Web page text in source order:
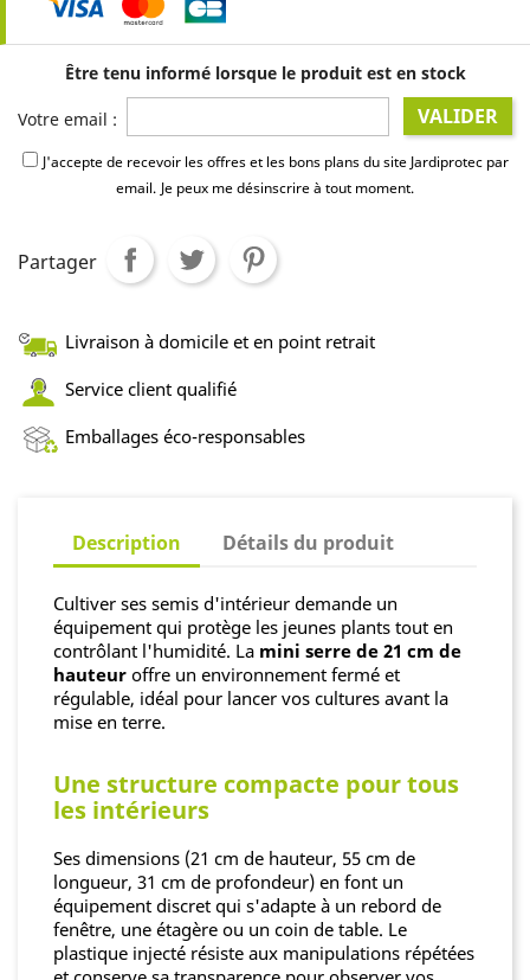
Être tenu informé lorsque le produit est en stock
Votre email : VALIDER
J'accepte de recevoir les offres et les bons plans du site Jardiprotec par
email. Je peux me désinscrire à tout moment.
Partager
Livraison à domicile et en point retrait
Service client qualifié
Emballages éco-responsables
Description Détails du produit
Cultiver ses semis d'intérieur demande un
équipement qui protège les jeunes plants tout en
contrôlant l'humidité. La mini serre de 21 cm de
hauteur offre un environnement fermé et
régulable, idéal pour lancer vos cultures avant la
mise en terre.
Une structure compacte pour tous
les intérieurs
Ses dimensions (21 cm de hauteur, 55 cm de
longueur, 31 cm de profondeur) en font un
équipement discret qui s'adapte à un rebord de
fenêtre, une étagère ou un coin de table. Le
plastique injecté résiste aux manipulations répétées